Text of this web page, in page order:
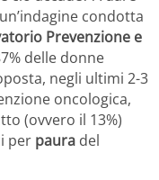
condotta
Prevenzione e
delle donne
negli ultimi 2-3
oncologica,
(ovvero il 13%)
per paura del